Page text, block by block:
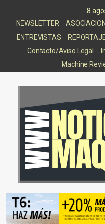
8
NEWSLETTER
ENTREVISTAS
Contacto/Aviso Legal
Machine